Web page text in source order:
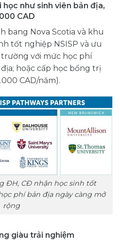
như sinh viên bản địa,
CAD
bang Nova Scotia và khu
tốt nghiệp NSISP và ưu
với mức học phí
hoặc cấp học bổng trị
CAD/năm).
ĐH, CĐ nhận học sinh tốt
phí bản địa ngày càng mở
rộng
giàu trải nghiệm